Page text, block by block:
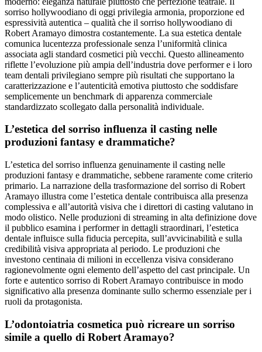
sorriso hollywoodiano di oggi privilegia armonia, proporzione ed
espressività autentica – qualità che il sorriso hollywoodiano di
Robert Aramayo dimostra costantemente. La sua estetica dentale
comunica lucentezza professionale senza l’uniformità clinica
associata agli standard cosmetici più vecchi. Questo allineamento
riflette l’evoluzione più ampia dell’industria dove performer e i loro
team dentali privilegiano sempre più risultati che supportano la
caratterizzazione e l’autenticità emotiva piuttosto che soddisfare
semplicemente un benchmark di apparenza commerciale
standardizzato scollegato dalla personalità individuale.
L’estetica del sorriso influenza il casting nelle
produzioni fantasy e drammatiche?
L’estetica del sorriso influenza genuinamente il casting nelle
produzioni fantasy e drammatiche, sebbene raramente come criterio
primario. La narrazione della trasformazione del sorriso di Robert
Aramayo illustra come l’estetica dentale contribuisca alla presenza
complessiva e all’autorità visiva che i direttori di casting valutano in
modo olistico. Nelle produzioni di streaming in alta definizione dove
il pubblico esamina i performer in dettagli straordinari, l’estetica
dentale influisce sulla fiducia percepita, sull’avvicinabilità e sulla
credibilità visiva appropriata al periodo. Le produzioni che
investono centinaia di milioni in eccellenza visiva considerano
ragionevolmente ogni elemento dell’aspetto del cast principale. Un
forte e autentico sorriso di Robert Aramayo contribuisce in modo
significativo alla presenza dominante sullo schermo essenziale per i
ruoli da protagonista.
L’odontoiatria cosmetica può ricreare un sorriso
simile a quello di Robert Aramayo?